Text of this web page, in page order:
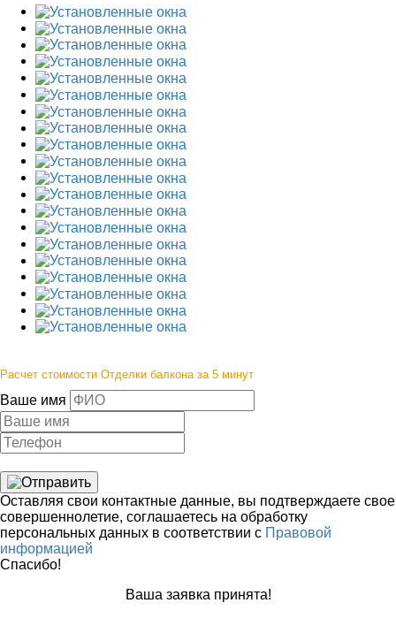
Расчет стоимости Отделки балкона за 5 минут
Ваше имя
Оставляя свои контактные данные, вы подтверждаете свое
совершеннолетие, соглашаетесь на обработку
персональных данных в соответствии с Правовой
информацией
Спасибо!
Ваша заявка принята!